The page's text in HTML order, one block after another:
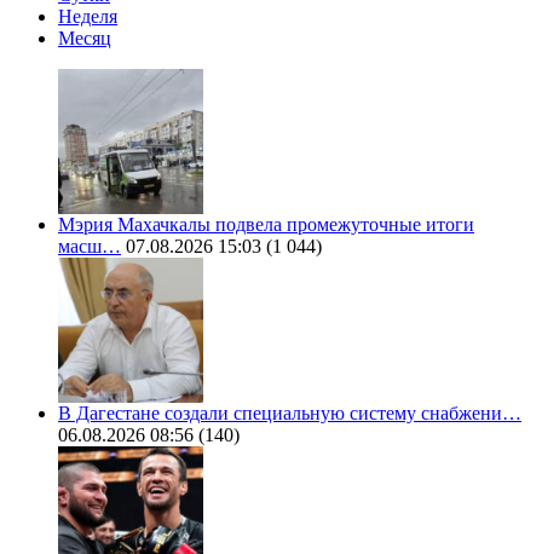
Неделя
Месяц
Мэрия Махачкалы подвела промежуточные итоги
масш… 07.08.2026 15:03 (1 044)
В Дагестане создали специальную систему снабжени…
06.08.2026 08:56 (140)